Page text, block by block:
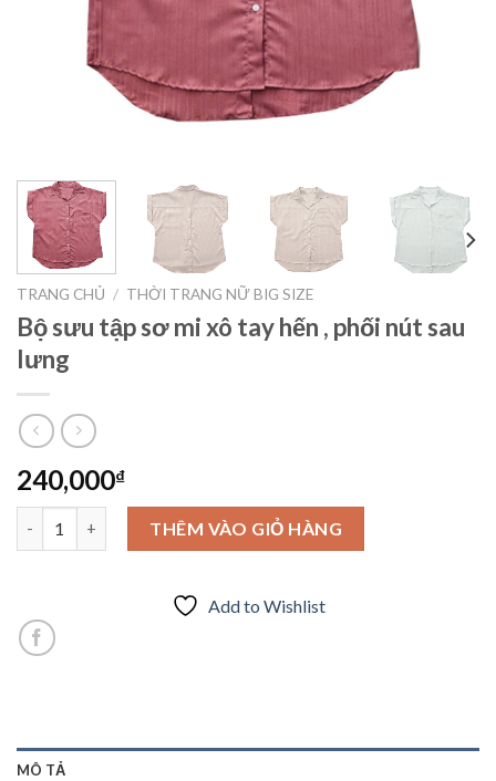
TRANG CHỦ / THỜI TRANG NỮ BIG SIZE
Bộ sưu tập sơ mi xô tay hến , phối nút sau
lưng
240,000₫
Bộ sưu tập sơ mi xô tay hến , phối nút sau lưng số lượng
THÊM VÀO GIỎ HÀNG
Add to Wishlist
MÔ TẢ